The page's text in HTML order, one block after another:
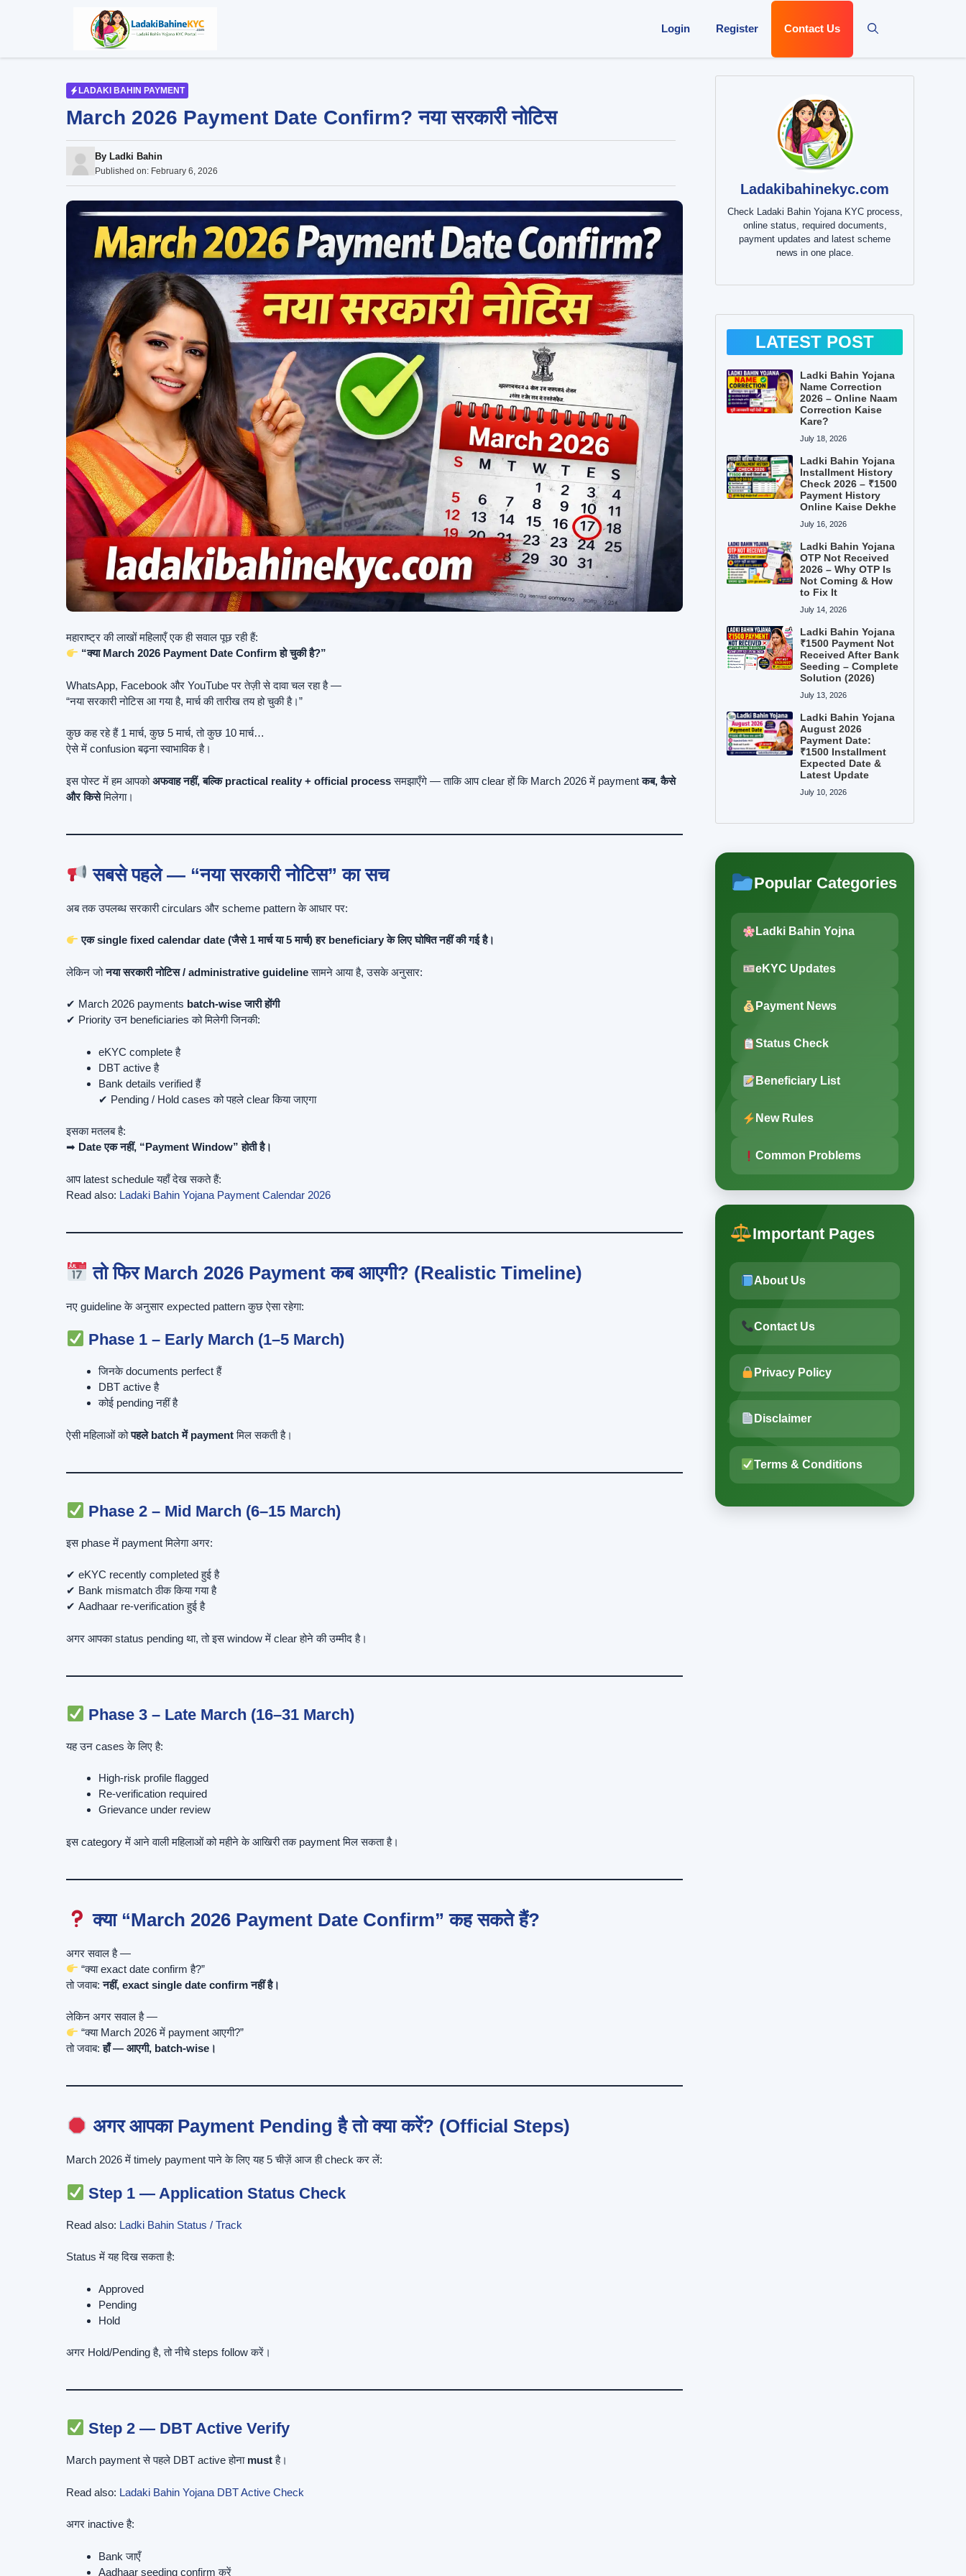
Login Register Contact Us
LADAKI BAHIN PAYMENT
March 2026 Payment Date Confirm? नया सरकारी नोटिस
By Ladki Bahin
Published on: February 6, 2026
महाराष्ट्र की लाखों महिलाएँ एक ही सवाल पूछ रही हैं:
“क्या March 2026 Payment Date Confirm हो चुकी है?”
WhatsApp, Facebook और YouTube पर तेज़ी से दावा चल रहा है —
“नया सरकारी नोटिस आ गया है, मार्च की तारीख तय हो चुकी है।”
कुछ कह रहे हैं 1 मार्च, कुछ 5 मार्च, तो कुछ 10 मार्च…
ऐसे में confusion बढ़ना स्वाभाविक है।
इस पोस्ट में हम आपकोअफवाह नहीं, बल्कि practical reality + official processसमझाएँगे — ताकि आप clear हों कि March 2026 में paymentकब, कैसे
और किसेमिलेगा।
सबसे पहले — “नया सरकारी नोटिस” का सच
अब तक उपलब्ध सरकारी circulars और scheme pattern के आधार पर:
एक single fixed calendar date (जैसे 1 मार्च या 5 मार्च) हर beneficiary के लिए घोषित नहीं की गई है।
लेकिन जोनया सरकारी नोटिस / administrative guidelineसामने आया है, उसके अनुसार:
✔ March 2026 payments batch-wise जारी होंगी
✔ Priority उन beneficiaries को मिलेगी जिनकी:
eKYC complete है
DBT active है
Bank details verified हैं
✔ Pending / Hold cases को पहले clear किया जाएगा
इसका मतलब है:
➡ Date एक नहीं, “Payment Window” होती है।
आप latest schedule यहाँ देख सकते हैं:
Read also: Ladaki Bahin Yojana Payment Calendar 2026
तो फिर March 2026 Payment कब आएगी? (Realistic Timeline)
नए guideline के अनुसार expected pattern कुछ ऐसा रहेगा:
Phase 1 – Early March (1–5 March)
जिनके documents perfect हैं
DBT active है
कोई pending नहीं है
ऐसी महिलाओं कोपहले batch में paymentमिल सकती है।
Phase 2 – Mid March (6–15 March)
इस phase में payment मिलेगा अगर:
✔ eKYC recently completed हुई है
✔ Bank mismatch ठीक किया गया है
✔ Aadhaar re-verification हुई है
अगर आपका status pending था, तो इस window में clear होने की उम्मीद है।
Phase 3 – Late March (16–31 March)
यह उन cases के लिए है:
High-risk profile flagged
Re-verification required
Grievance under review
इस category में आने वाली महिलाओं को महीने के आखिरी तक payment मिल सकता है।
क्या “March 2026 Payment Date Confirm” कह सकते हैं?
अगर सवाल है —
“क्या exact date confirm है?”
तो जवाब:नहीं, exact single date confirm नहीं है।
लेकिन अगर सवाल है —
“क्या March 2026 में payment आएगी?”
तो जवाब:हाँ — आएगी, batch-wise।
अगर आपका Payment Pending है तो क्या करें? (Official Steps)
March 2026 में timely payment पाने के लिए यह 5 चीज़ें आज ही check कर लें:
Step 1 — Application Status Check
Read also: Ladki Bahin Status / Track
Status में यह दिख सकता है:
Approved
Pending
Hold
अगर Hold/Pending है, तो नीचे steps follow करें।
Step 2 — DBT Active Verify
March payment से पहले DBT active होना mustहै।
Read also: Ladaki Bahin Yojana DBT Active Check
अगर inactive है:
Bank जाएँ
Aadhaar seeding confirm करें
Ladakibahinekyc.com
Check Ladaki Bahin Yojana KYC process,
online status, required documents,
payment updates and latest scheme
news in one place.
LATEST POST
Ladki Bahin Yojana
Name Correction
2026 – Online Naam
Correction Kaise
Kare?
July 18, 2026
Ladki Bahin Yojana
Installment History
Check 2026 – ₹1500
Payment History
Online Kaise Dekhe
July 16, 2026
Ladki Bahin Yojana
OTP Not Received
2026 – Why OTP Is
Not Coming & How
to Fix It
July 14, 2026
Ladki Bahin Yojana
₹1500 Payment Not
Received After Bank
Seeding – Complete
Solution (2026)
July 13, 2026
Ladki Bahin Yojana
August 2026
Payment Date:
₹1500 Installment
Expected Date &
Latest Update
July 10, 2026
Popular Categories
Ladki Bahin Yojna
eKYC Updates
Payment News
Status Check
Beneficiary List
New Rules
Common Problems
Important Pages
About Us
Contact Us
Privacy Policy
Disclaimer
Terms & Conditions